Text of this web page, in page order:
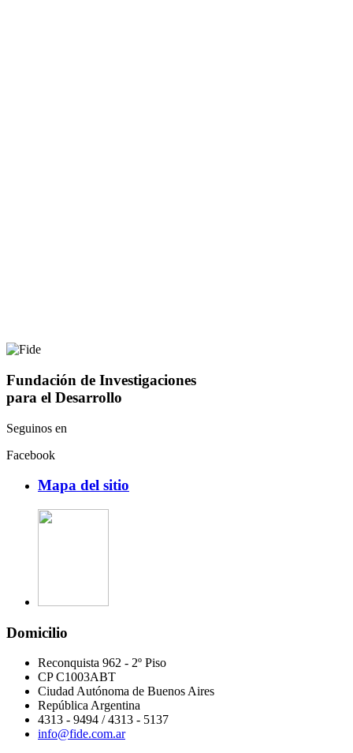
Fundación de Investigaciones
para el Desarrollo
Seguinos en
Facebook
Mapa del sitio
Domicilio
Reconquista 962 - 2º Piso
CP C1003ABT
Ciudad Autónoma de Buenos Aires
República Argentina
4313 - 9494 / 4313 - 5137
info@fide.com.ar